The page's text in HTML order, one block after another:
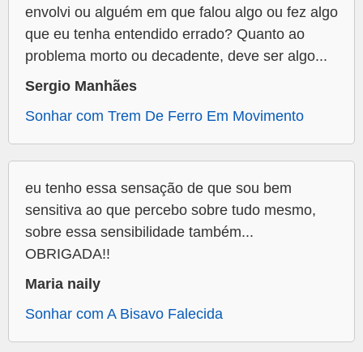
envolvi ou alguém em que falou algo ou fez algo
que eu tenha entendido errado? Quanto ao
problema morto ou decadente, deve ser algo...
Sergio Manhães
Sonhar com Trem De Ferro Em Movimento
eu tenho essa sensação de que sou bem
sensitiva ao que percebo sobre tudo mesmo,
sobre essa sensibilidade também...
OBRIGADA!!
Maria naily
Sonhar com A Bisavo Falecida